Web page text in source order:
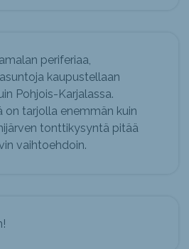
periferiaa,
kaupustellaan
Pohjois-Karjalassa.
on tarjolla enemmän kuin
tonttikysyntä pitää
vaihtoehdoin.